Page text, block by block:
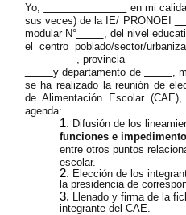
Yo,
en mi
sus veces) de la IE/ PRONOEI
modular N°
, del nivel
el centro poblado/sector/
, provincia
y departamento de
,
se ha realizado la reunión de
de Alimentación Escolar
agenda:
Difusión de los
funciones e
entre otros puntos
escolar.
Elección de los
la presidencia de
Llenado y firma de la
integrante del CAE.